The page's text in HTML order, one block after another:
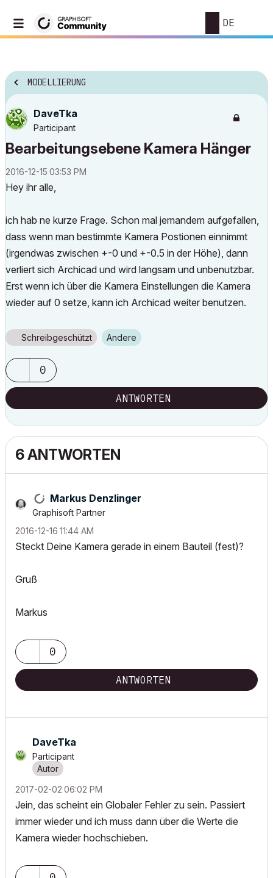
DE
MODELLIERUNG
DaveTka
Participant
Bearbeitungsebene Kamera Hänger
‎2016-12-15 03:53 PM
Hey ihr alle,
ich hab ne kurze Frage. Schon mal jemandem aufgefallen,
dass wenn man bestimmte Kamera Postionen einnimmt
(irgendwas zwischen +-0 und +-0.5 in der Höhe), dann
verliert sich Archicad und wird langsam und unbenutzbar.
Erst wenn ich über die Kamera Einstellungen die Kamera
wieder auf 0 setze, kann ich Archicad weiter benutzen.
Schreibgeschützt Andere
0
ANTWORTEN
6 ANTWORTEN
Markus Denzlinger
Graphisoft Partner
‎2016-12-16 11:44 AM
Steckt Deine Kamera gerade in einem Bauteil (fest)?
Gruß
Markus
0
ANTWORTEN
DaveTka
Participant
‎2017-02-02 06:02 PM
Jein, das scheint ein Globaler Fehler zu sein. Passiert
immer wieder und ich muss dann über die Werte die
Kamera wieder hochschieben.